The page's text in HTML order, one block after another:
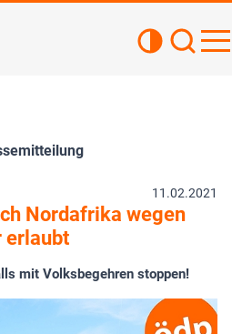
11.02.2021
Nordafrika wegen
erlaubt
mit Volksbegehren stoppen!